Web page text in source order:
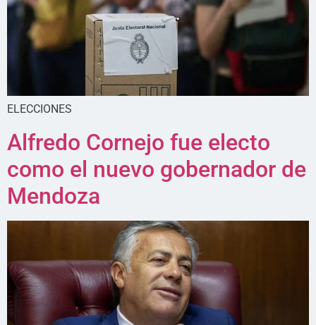
ELECCIONES
Alfredo Cornejo fue electo
como el nuevo gobernador de
Mendoza